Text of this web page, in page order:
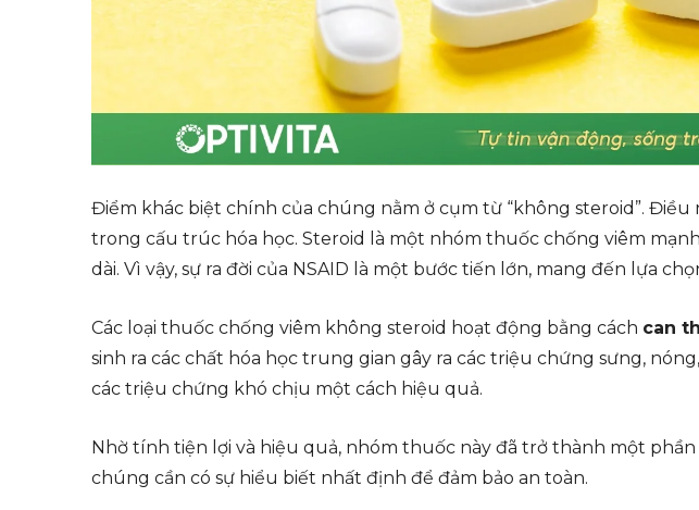
Điểm khác biệt chính của chúng nằm ở cụm từ “không steroid”.
trong cấu trúc hóa học. Steroid là một nhóm thuốc chống viêm
dài. Vì vậy, sự ra đời của NSAID là một bước tiến lớn, mang đến lựa
Các loại thuốc chống viêm không steroid hoạt động bằng cách can
sinh ra các chất hóa học trung gian gây ra các triệu chứng sưng,
các triệu chứng khó chịu một cách hiệu quả.
Nhờ tính tiện lợi và hiệu quả, nhóm thuốc này đã trở thành một
chúng cần có sự hiểu biết nhất định để đảm bảo an toàn.